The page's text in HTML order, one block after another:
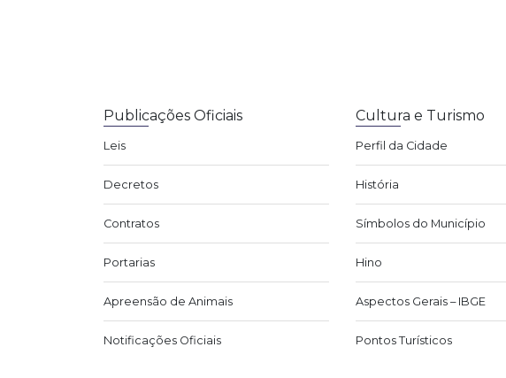
Publicações Oficiais
Leis
Decretos
Contratos
Portarias
Apreensão de Animais
Notificações Oficiais
Cultura e Turismo
Perfil da Cidade
História
Símbolos do Município
Hino
Aspectos Gerais – IBGE
Pontos Turísticos